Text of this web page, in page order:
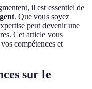
il est essentiel de
. Que vous soyez
peut devenir une
Cet article vous
compétences et
sur le